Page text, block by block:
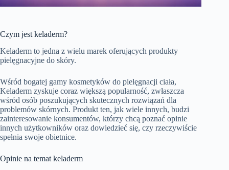
Czym jest keladerm?
Keladerm to jedna z wielu marek oferujących produkty
pielęgnacyjne do skóry.
Wśród bogatej gamy kosmetyków do pielęgnacji ciała,
Keladerm zyskuje coraz większą popularność, zwłaszcza
wśród osób poszukujących skutecznych rozwiązań dla
problemów skórnych. Produkt ten, jak wiele innych, budzi
zainteresowanie konsumentów, którzy chcą poznać opinie
innych użytkowników oraz dowiedzieć się, czy rzeczywiście
spełnia swoje obietnice.
Opinie na temat keladerm